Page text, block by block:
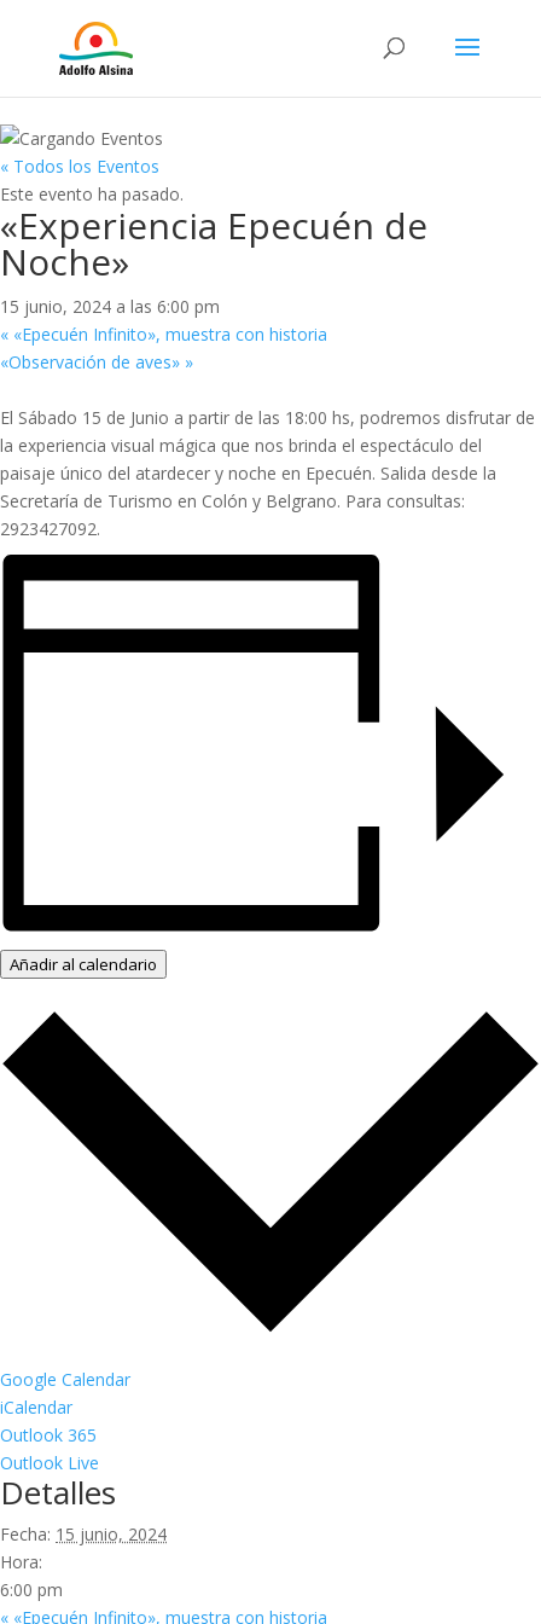
« Todos los Eventos
Este evento ha pasado.
«Experiencia Epecuén de
Noche»
15 junio, 2024 a las 6:00 pm
« «Epecuén Infinito», muestra con historia
«Observación de aves» »
El Sábado 15 de Junio a partir de las 18:00 hs, podremos disfrutar de
la experiencia visual mágica que nos brinda el espectáculo del
paisaje único del atardecer y noche en Epecuén. Salida desde la
Secretaría de Turismo en Colón y Belgrano. Para consultas:
2923427092.
Añadir al calendario
Google Calendar
iCalendar
Outlook 365
Outlook Live
Detalles
Fecha: 15 junio, 2024
Hora:
6:00 pm
« «Epecuén Infinito», muestra con historia